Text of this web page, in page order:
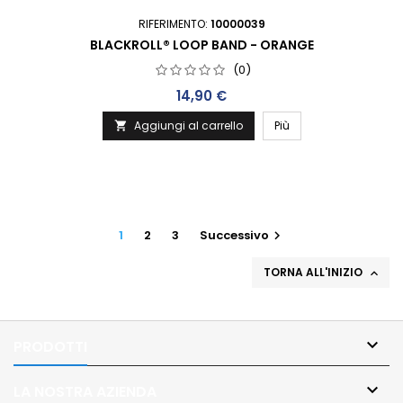
RIFERIMENTO: 10000039
BLACKROLL® LOOP BAND - ORANGE
(0)
Prezzo
14,90 €
 Aggiungi al carrello Più
1 2 3 Successivo 
TORNA ALL'INIZIO 

